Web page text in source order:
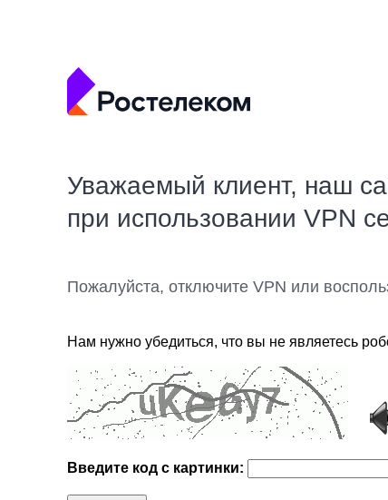
Уважаемый клиент, наш
при использовании VPN
Пожалуйста, отключите VPN или
Нам нужно убедиться, что вы не являетесь
Введите код с картинки: